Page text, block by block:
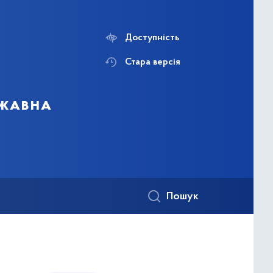
Доступність
Стара версія
Пошук